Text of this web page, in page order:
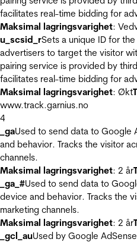
facilitates real-time bidding for
Maksimal lagringsvarighet:
u_scsid_rSets a unique ID for
advertisers to target the visitor
pairing service is provided by
facilitates real-time bidding for
Maksimal lagringsvarighet: Økt
www.track.garnius.no
4
_gaUsed to send data to Google
and behavior. Tracks the visitor
channels.
Maksimal lagringsvarighet: 2 år
_ga_#Used to send data to
device and behavior. Tracks the
marketing channels.
Maksimal lagringsvarighet: 2 år
_gcl_auUsed by Google